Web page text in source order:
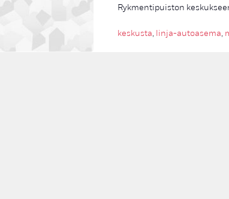
Rykmentipuiston
keskusta, linja-autoasema,